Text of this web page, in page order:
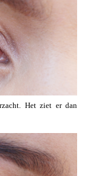
Het ziet er dan